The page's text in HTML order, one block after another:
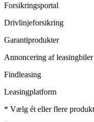
Forsikringsportal
Drivlinjeforsikring
Garantiprodukter
Annoncering af leasingbiler
Findleasing
Leasingplatform
* Vælg ét eller flere